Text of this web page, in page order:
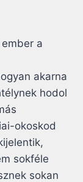
a
akarna
hodol
okoskod
sokféle
sokan